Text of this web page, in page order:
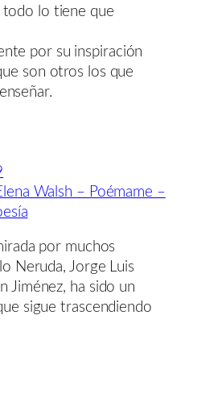
todo lo tiene que
por su inspiración
son otros los que
Walsh – Poémame –
por muchos
Neruda, Jorge Luis
Jiménez, ha sido un
sigue trascendiendo